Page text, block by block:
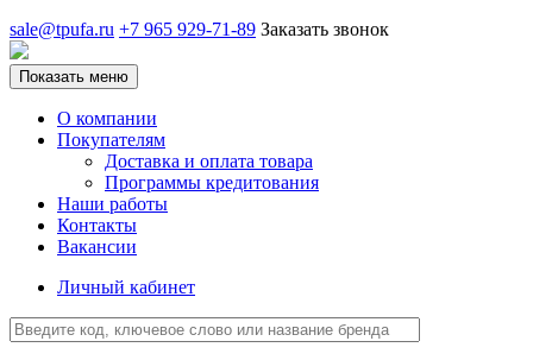
sale@tpufa.ru +7 965 929-71-89 Заказать звонок
Показать меню
О компании
Покупателям
Доставка и оплата товара
Программы кредитования
Наши работы
Контакты
Вакансии
Личный кабинет